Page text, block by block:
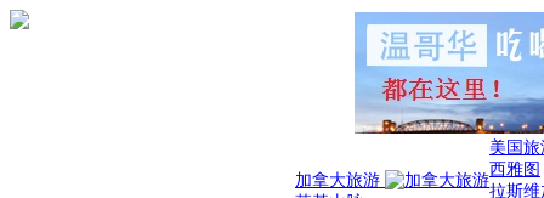
加拿大旅游
美国
西雅图
拉斯维